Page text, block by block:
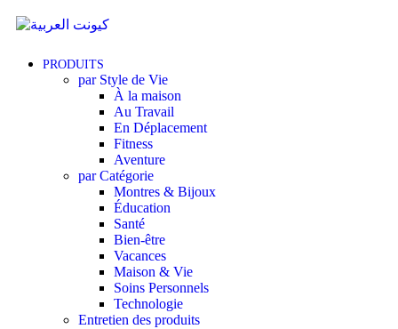
PRODUITS
par Style de Vie
À la maison
Au Travail
En Déplacement
Fitness
Aventure
par Catégorie
Montres & Bijoux
Éducation
Santé
Bien-être
Vacances
Maison & Vie
Soins Personnels
Technologie
Entretien des produits